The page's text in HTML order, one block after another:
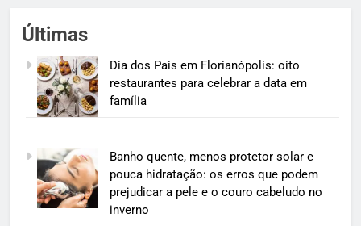
Últimas
Dia dos Pais em Florianópolis: oito
restaurantes para celebrar a data em
família
Banho quente, menos protetor solar e
pouca hidratação: os erros que podem
prejudicar a pele e o couro cabeludo no
inverno